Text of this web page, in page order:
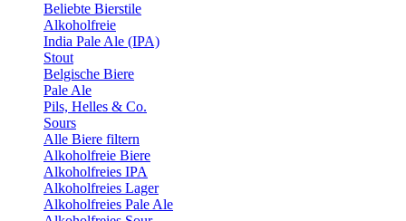
Beliebte Bierstile
Alkoholfreie
India Pale Ale (IPA)
Stout
Belgische Biere
Pale Ale
Pils, Helles & Co.
Sours
Alle Biere filtern
Alkoholfreie Biere
Alkoholfreies IPA
Alkoholfreies Lager
Alkoholfreies Pale Ale